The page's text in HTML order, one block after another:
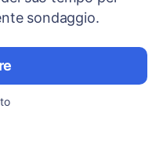
sondaggio.